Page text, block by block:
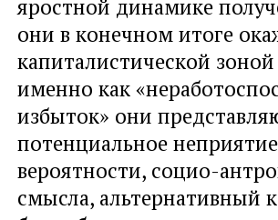
яростной динамике
они в конечном итоге
капиталистической
именно как
избыток» они
потенциальное
вероятности, социо-
смысла, альтернативный